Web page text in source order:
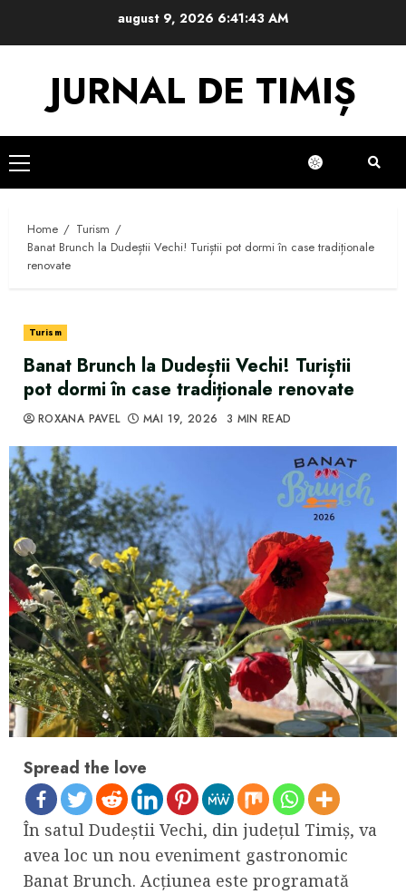
august 9, 2026 6:41:43 AM
JURNAL DE TIMIȘ
Primary
Menu
Home
Turism
Banat Brunch la Dudeștii Vechi! Turiștii pot dormi în case tradiționale
renovate
Turism
Banat Brunch la Dudeștii Vechi! Turiștii
pot dormi în case tradiționale renovate
ROXANA PAVEL MAI 19, 2026 3 MIN READ
Spread the love
În satul Dudeștii Vechi, din județul Timiș, va
avea loc un nou eveniment gastronomic
Banat Brunch. Acțiunea este programată